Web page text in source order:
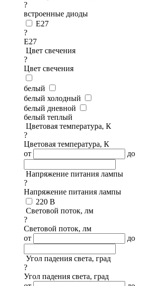
?
встроенные диоды
E27
?
E27
Цвет свечения
?
Цвет свечения
белый
белый холодный
белый дневной
белый теплый
Цветовая температура, К
?
Цветовая температура, К
от
до
Напряжение питания лампы
?
Напряжение питания лампы
220 В
Световой поток, лм
?
Световой поток, лм
от
до
Угол падения света, град
?
Угол падения света, град